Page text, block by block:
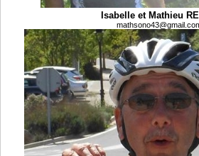
Isabelle et Mathieu